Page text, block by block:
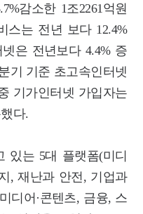
감소한 1조2261억원
스는 전년 보다 12.4%
은 전년보다 4.4% 증
기 기준 초고속인터넷
기가인터넷 가입자는
다.
있는 5대 플랫폼(미디
, 재난과 안전, 기업과
디어·콘텐츠, 금융, 스